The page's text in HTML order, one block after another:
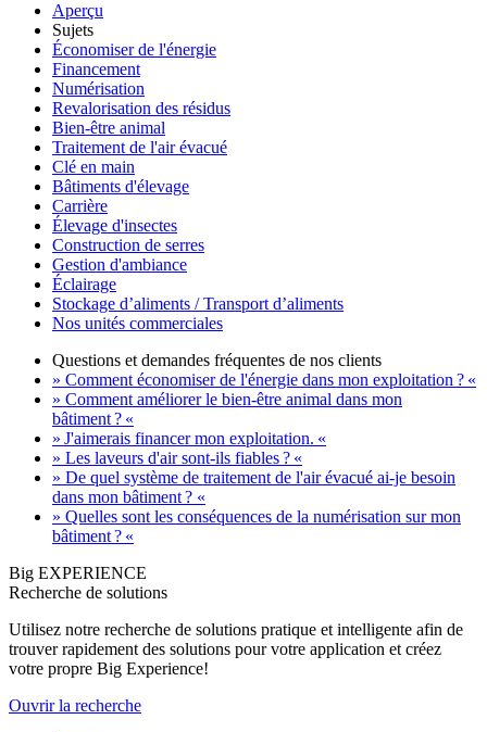
Aperçu
Sujets
Économiser de l'énergie
Financement
Numérisation
Revalorisation des résidus
Bien-être animal
Traitement de l'air évacué
Clé en main
Bâtiments d'élevage
Carrière
Élevage d'insectes
Construction de serres
Gestion d'ambiance
Éclairage
Stockage d’aliments / Transport d’aliments
Nos unités commerciales
Questions et demandes fréquentes de nos clients
» Comment économiser de l'énergie dans mon exploitation ? «
» Comment améliorer le bien-être animal dans mon
bâtiment ? «
» J'aimerais financer mon exploitation. «
» Les laveurs d'air sont-ils fiables ? «
» De quel système de traitement de l'air évacué ai-je besoin
dans mon bâtiment ? «
» Quelles sont les conséquences de la numérisation sur mon
bâtiment ? «
Big EXPERIENCE
Recherche de solutions
Utilisez notre recherche de solutions pratique et intelligente afin de
trouver rapidement des solutions pour votre application et créez
votre propre Big Experience!
Ouvrir la recherche